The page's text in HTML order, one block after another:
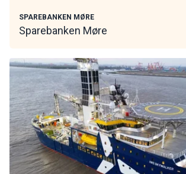
SPAREBANKEN MØRE
Sparebanken Møre